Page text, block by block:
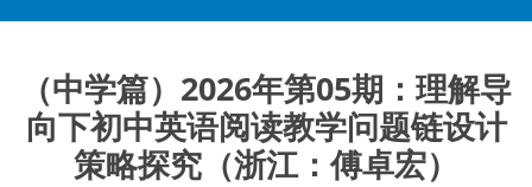
（中学篇）2026年第05期：理解导
向下初中英语阅读教学问题链设计
策略探究（浙江：傅卓宏）